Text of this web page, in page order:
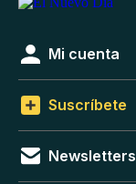
Mi cuenta
Suscríbete
Newsletters